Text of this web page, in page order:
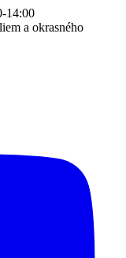
14:00
a okrasného